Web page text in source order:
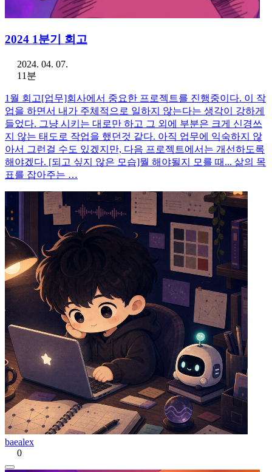
2024 1분기 회고
2024. 04. 07.
11분
1월 회고[업무]회사에서 중요한 프로젝트를 진행중이다. 이 작
업을 하면서 내가 주체적으로 일하지 않는다는 생각이 강하게
들었다. 그냥 시키는 대로만 하고 그 외에 부분은 크게 신경쓰
지 않는 태도로 작업을 했던것 같다. 아직 업무에 익숙하지 않
아서 그런걸 수도 있겠지만, 다음 프로젝트에서는 개선하도록
해야겠다. [되고 싶지 않은 모습]뭘 해야될지 모를 때... 삶의 목
표를 잡아주는 …
baealex
0